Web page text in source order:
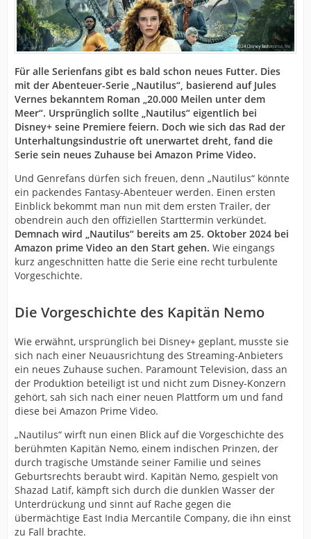
Für alle Serienfans gibt es bald schon neues Futter. Dies
mit der Abenteuer-Serie „Nautilus“, basierend auf Jules
Vernes bekanntem Roman „20.000 Meilen unter dem
Meer“. Ursprünglich sollte „Nautilus“ eigentlich bei
Disney+ seine Premiere feiern. Doch wie sich das Rad der
Unterhaltungsindustrie oft unerwartet dreht, fand die
Serie sein neues Zuhause bei Amazon Prime Video.
Und Genrefans dürfen sich freuen, denn „Nautilus“ könnte
ein packendes Fantasy-Abenteuer werden. Einen ersten
Einblick bekommt man nun mit dem ersten Trailer, der
obendrein auch den offiziellen Starttermin verkündet.
Demnach wird „Nautilus“ bereits am 25. Oktober 2024 bei
Amazon prime Video an den Start gehen. Wie eingangs
kurz angeschnitten hatte die Serie eine recht turbulente
Vorgeschichte.
Die Vorgeschichte des Kapitän Nemo
Wie erwähnt, ursprünglich bei Disney+ geplant, musste sie
sich nach einer Neuausrichtung des Streaming-Anbieters
ein neues Zuhause suchen. Paramount Television, dass an
der Produktion beteiligt ist und nicht zum Disney-Konzern
gehört, sah sich nach einer neuen Plattform um und fand
diese bei Amazon Prime Video.
„Nautilus“ wirft nun einen Blick auf die Vorgeschichte des
berühmten Kapitän Nemo, einem indischen Prinzen, der
durch tragische Umstände seiner Familie und seines
Geburtsrechts beraubt wird. Kapitän Nemo, gespielt von
Shazad Latif, kämpft sich durch die dunklen Wasser der
Unterdrückung und sinnt auf Rache gegen die
übermächtige East India Mercantile Company, die ihn einst
zu Fall brachte.